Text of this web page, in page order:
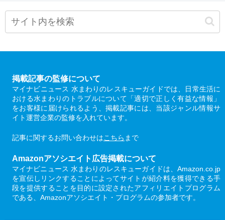
掲載記事の監修について
マイナビニュース 水まわりのレスキューガイドでは、日常生活に
おける水まわりのトラブルについて「適切で正しく有益な情報」
をお客様に届けられるよう、掲載記事には、当該ジャンル情報サ
イト運営企業の監修を入れています。
記事に関するお問い合わせはこちら まで
Amazonアソシエイト広告掲載について
マイナビニュース 水まわりのレスキューガイドは、Amazon.co.jp
を宣伝しリンクすることによってサイトが紹介料を獲得できる手
段を提供することを目的に設定されたアフィリエイトプログラム
である、Amazonアソシエイト・プログラムの参加者です。